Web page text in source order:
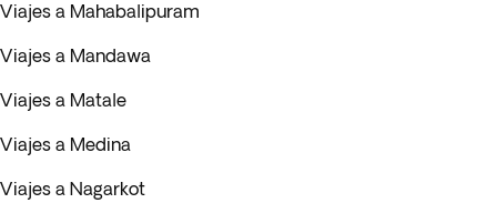
Viajes a Mahabalipuram
Viajes a Mandawa
Viajes a Matale
Viajes a Medina
Viajes a Nagarkot